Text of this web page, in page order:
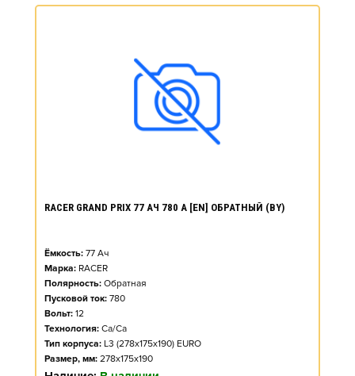
RACER GRAND PRIX 77 АЧ 780 А [EN] ОБРАТНЫЙ (BY)
Ёмкость: 77 Ач
Марка: RACER
Полярность: Обратная
Пусковой ток: 780
Вольт: 12
Технология: Ca/Ca
Тип корпуса: L3 (278x175x190) EURO
Размер, мм: 278x175x190